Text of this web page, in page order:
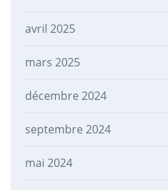
avril 2025
mars 2025
décembre 2024
septembre 2024
mai 2024